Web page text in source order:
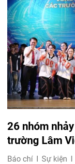
26 nhóm
trường Lâm
Báo chí Sự kiện